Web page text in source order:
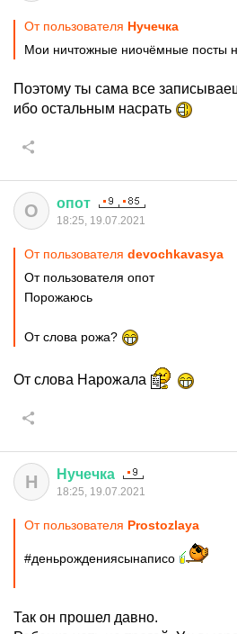
От пользователя Нучечка
Мои ничтожные ниочёмные посты
Поэтому ты сама все
ибо остальным насрать
О опот
18:25, 19.07.2021
От пользователя devochkavasya
От пользователя опот
Порожаюсь
От слова рожа?
От слова Нарожала
Н Нучечка
18:25, 19.07.2021
От пользователя Prostozlaya
#деньрождениясынаписо
Так он прошел давно.